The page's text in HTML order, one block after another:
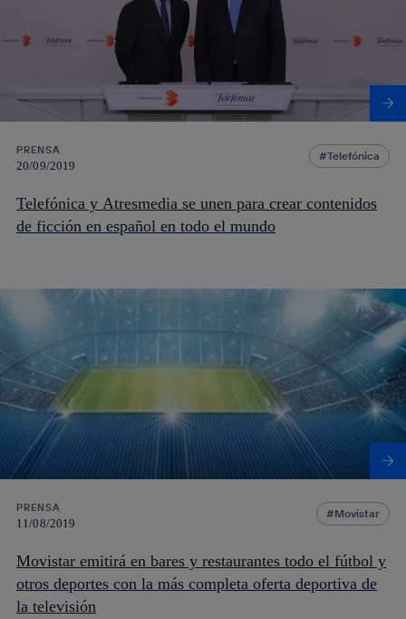
PRENSA
20/09/2019
Telefónica
Telefónica y Atresmedia se unen para crear contenidos
de ficción en español en todo el mundo
PRENSA
11/08/2019
Movistar
Movistar emitirá en bares y restaurantes todo el fútbol y
otros deportes con la más completa oferta deportiva de
la televisión